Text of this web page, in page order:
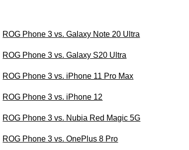
ROG Phone 3 vs. Galaxy Note 20 Ultra
ROG Phone 3 vs. Galaxy S20 Ultra
ROG Phone 3 vs. iPhone 11 Pro Max
ROG Phone 3 vs. iPhone 12
ROG Phone 3 vs. Nubia Red Magic 5G
ROG Phone 3 vs. OnePlus 8 Pro